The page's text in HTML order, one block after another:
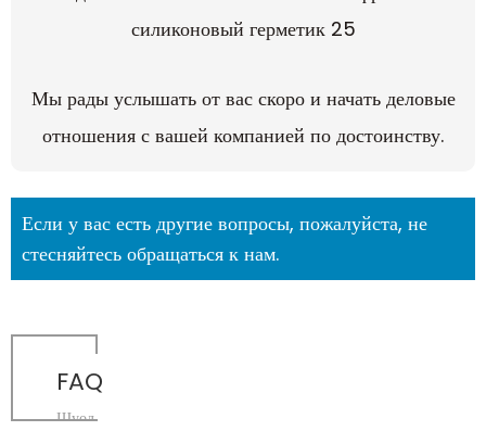
Мы рады услышать от вас скоро и начать деловые
отношения с вашей компанией по достоинству.
Если у вас есть другие вопросы, пожалуйста, не
стесняйтесь обращаться к нам.
FAQ
Шуод